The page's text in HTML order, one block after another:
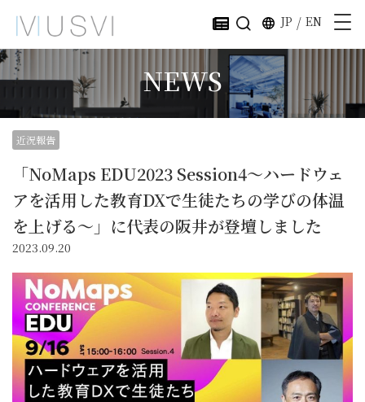
JP / EN
NEWS
近況報告
「NoMaps EDU2023 Session4〜ハードウェ
アを活用した教育DXで生徒たちの学びの体温
を上げる〜」に代表の阪井が登壇しました
2023.09.20